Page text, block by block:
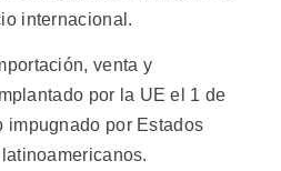
internacional.
venta y
por la UE el 1 de
impugnado por Estados